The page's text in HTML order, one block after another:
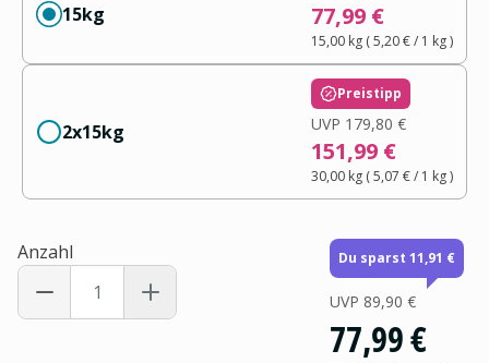
15kg 77,99 €
15,00 kg(5,20 €/ 1 kg)
2x15kg
Preistipp
UVP 179,80 €
151,99 €
30,00 kg(5,07 €/ 1 kg)
Anzahl Du sparst 11,91 €
UVP 89,90 €
77,99 €